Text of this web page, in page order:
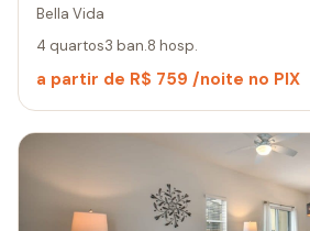
Bella Vida
4 quartos3 ban.8 hosp.
a partir de R$ 759 /noite no PIX